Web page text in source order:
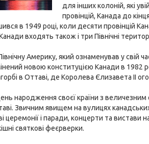
для інших колоній, які
провінцій, Канада до
в 1949 році, коли десяти провінцій
входять також і три Північні
Америку, який ознаменував у свій
новою конституцією Канади в 1982
в Оттаві, де Королева Єлизавета II
народження своєї країни з
Звичним явищем на вулицях
церемонії і паради, концерти та вистави
святкові феєрверки.